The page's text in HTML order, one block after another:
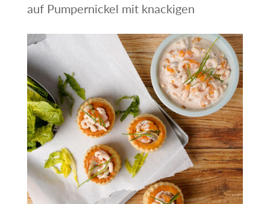
auf Pumpernickel mit knackigen
Gurkenscheiben